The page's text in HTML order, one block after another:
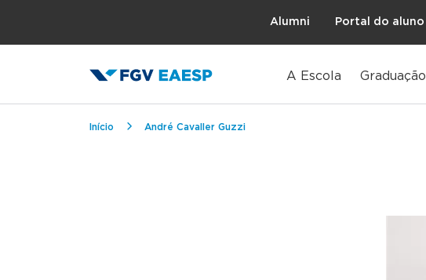
Alumni Portal do aluno
A Escola Graduação
Trilha de navegação
Início André Cavaller Guzzi